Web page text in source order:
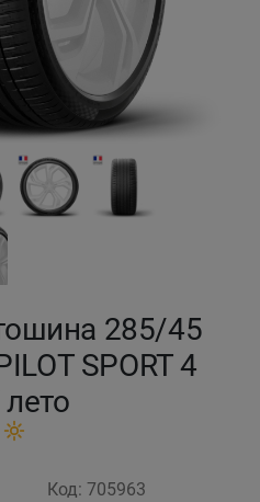
285/45
SPORT 4
лето
Код: 705963